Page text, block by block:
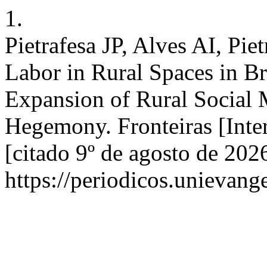
1.
Pietrafesa JP, Alves AI,
Labor in Rural Spaces in
Expansion of Rural Social
Hegemony. Fronteiras
[citado 9º de agosto de
https://